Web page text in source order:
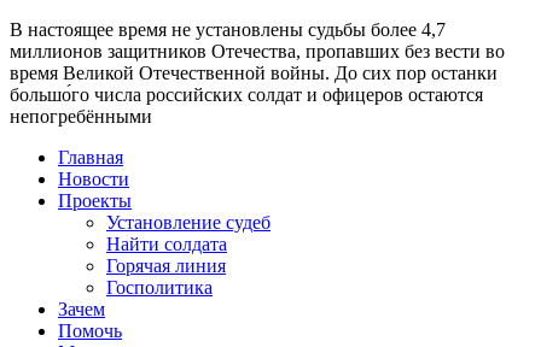
В настоящее время не установлены судьбы более 4,7
миллионов защитников Отечества, пропавших без вести во
время Великой Отечественной войны. До сих пор останки
большо́го числа российских солдат и офицеров остаются
непогребёнными
Главная
Новости
Проекты
Установление судеб
Найти солдата
Горячая линия
Госполитика
Зачем
Помочь